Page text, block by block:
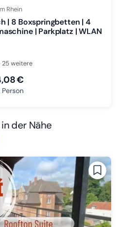
Rhein
| 8 Boxspringbetten | 4
| Parkplatz | WLAN
25 weitere
€
der Nähe